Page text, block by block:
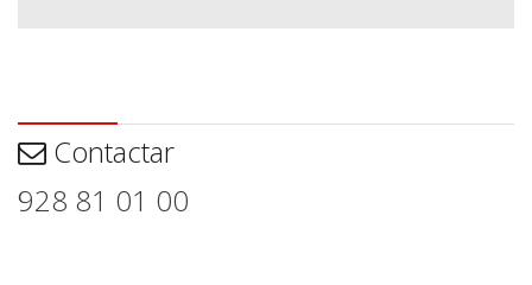
Contactar
928 81 01 00